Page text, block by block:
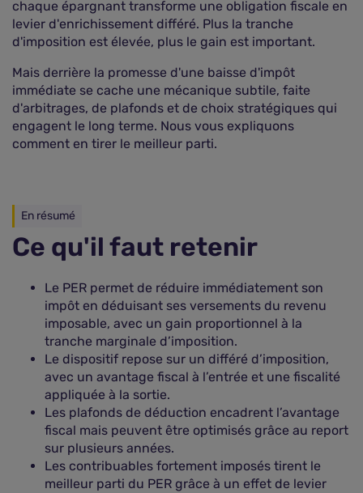
chaque épargnant transforme une obligation fiscale en
levier d'enrichissement différé. Plus la tranche
d'imposition est élevée, plus le gain est important.
Mais derrière la promesse d'une baisse d'impôt
immédiate se cache une mécanique subtile, faite
d'arbitrages, de plafonds et de choix stratégiques qui
engagent le long terme. Nous vous expliquons
comment en tirer le meilleur parti.
En résumé
Ce qu'il faut retenir
Le PER permet de réduire immédiatement son
impôt en déduisant ses versements du revenu
imposable, avec un gain proportionnel à la
tranche marginale d’imposition.
Le dispositif repose sur un différé d’imposition,
avec un avantage fiscal à l’entrée et une fiscalité
appliquée à la sortie.
Les plafonds de déduction encadrent l’avantage
fiscal mais peuvent être optimisés grâce au report
sur plusieurs années.
Les contribuables fortement imposés tirent le
meilleur parti du PER grâce à un effet de levier